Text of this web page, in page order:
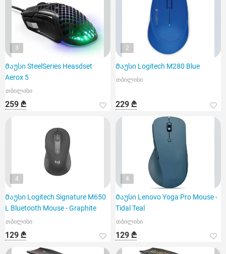
3
Მაუსი SteelSeries Heasdset
Aerox 5
თბილისი
259 ₾
2
Მაუსი Logitech M280 Blue
თბილისი
229 ₾
4
Მაუსი Logitech Signature M650
L Bluetooth Mouse - Graphite
თბილისი
129 ₾
4
Მაუსი Lenovo Yoga Pro Mouse -
Tidal Teal
თბილისი
129 ₾